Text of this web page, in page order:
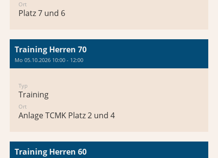
Ort
Platz 7 und 6
Training Herren 70
Mo 05.10.2026 10:00 - 12:00
Typ
Training
Ort
Anlage TCMK Platz 2 und 4
Training Herren 60